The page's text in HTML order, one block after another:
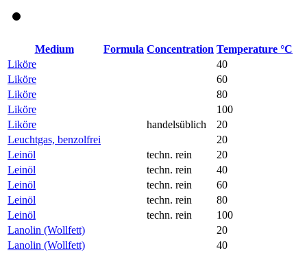
Medium Formula Concentration Temperature °C
Liköre
40
Liköre
60
Liköre
80
Liköre
100
Liköre
handelsüblich
20
Leuchtgas, benzolfrei
20
Leinöl
techn. rein
20
Leinöl
techn. rein
40
Leinöl
techn. rein
60
Leinöl
techn. rein
80
Leinöl
techn. rein
100
Lanolin (Wollfett)
20
Lanolin (Wollfett)
40